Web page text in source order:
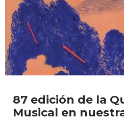
87 edición de la
Musical en